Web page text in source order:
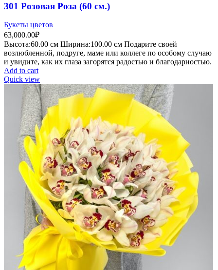
301 Розовая Роза (60 см.)
Букеты цветов
63,000.00₽
Высота:60.00 см Ширина:100.00 см Подарите своей
возлюбленной, подруге, маме или коллеге по особому случаю
и увидите, как их глаза загорятся радостью и благодарностью.
Add to cart
Quick view